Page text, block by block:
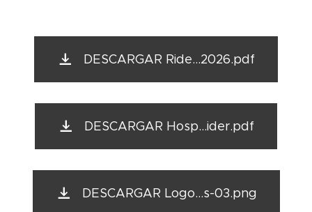
DESCARGAR Ride...2026.pdf
DESCARGAR Hosp...ider.pdf
DESCARGAR Logo...s-03.png